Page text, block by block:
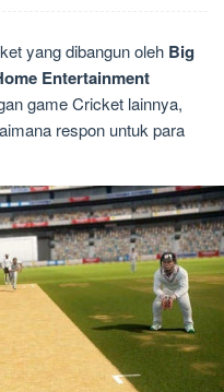
yang dibangun oleh Big
Entertainment
game Cricket lainnya,
respon untuk para